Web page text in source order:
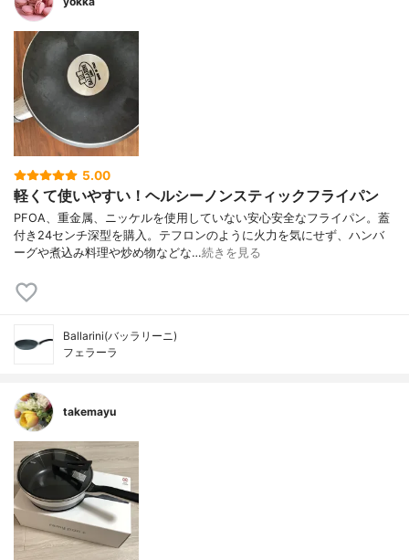
5.00
軽くて使いやすい！ヘルシーノンスティックフライパン
PFOA、重金属、ニッケルを使用していない安心安全なフライパン。蓋
付き24センチ深型を購入。テフロンのように火力を気にせず、ハンバ
ーグや煮込み料理や炒め物などな…続きを見る
Ballarini(バッラリーニ)
フェラーラ
takemayu